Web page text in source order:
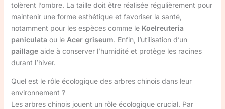
tolèrent l’ombre. La taille doit être réalisée régulièrement pour
maintenir une forme esthétique et favoriser la santé,
notamment pour les espèces comme le Koelreuteria
paniculata ou le Acer griseum. Enfin, l’utilisation d’un
paillageaide à conserver l’humidité et protège les racines
durant l’hiver.
Quel est le rôle écologique des arbres chinois dans leur
environnement ?
Les arbres chinois jouent un rôle écologique crucial. Par